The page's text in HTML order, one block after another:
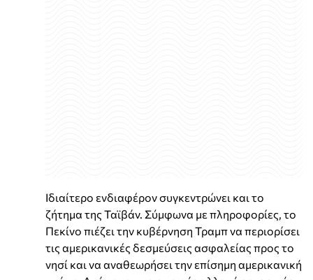
Ιδιαίτερο ενδιαφέρον συγκεντρώνει και το
ζήτημα της Ταϊβάν. Σύμφωνα με πληροφορίες, το
Πεκίνο πιέζει την κυβέρνηση Τραμπ να περιορίσει
τις αμερικανικές δεσμεύσεις ασφαλείας προς το
νησί και να αναθεωρήσει την επίσημη αμερικανική